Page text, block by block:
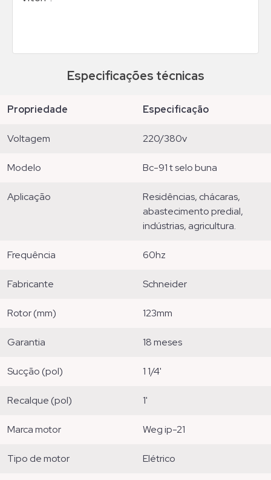
Especificações técnicas
propriedade especificação
voltagem 220/380v
modelo bc-91 t selo buna
aplicação
residências, chácaras,
abastecimento predial,
indústrias, agricultura.
frequência 60hz
fabricante schneider
rotor (mm) 123mm
garantia 18 meses
sucção (pol) 1 1/4'
recalque (pol) 1'
marca motor weg ip-21
tipo de motor elétrico